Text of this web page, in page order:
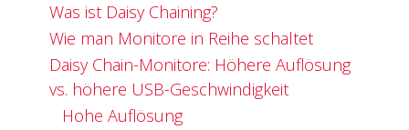
Was ist Daisy Chaining?
Wie man Monitore in Reihe schaltet
Daisy Chain-Monitore: Höhere Auflösung
vs. höhere USB-Geschwindigkeit
Hohe Auflösung